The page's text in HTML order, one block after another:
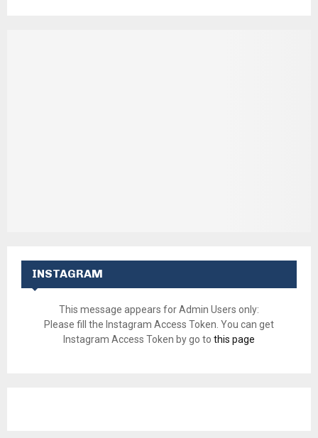
INSTAGRAM
This message appears for Admin Users only:
Please fill the Instagram Access Token. You can get
Instagram Access Token by go to this page